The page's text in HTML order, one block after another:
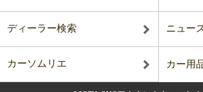
ディーラー検索 ニュー
カーソムリエ カー用